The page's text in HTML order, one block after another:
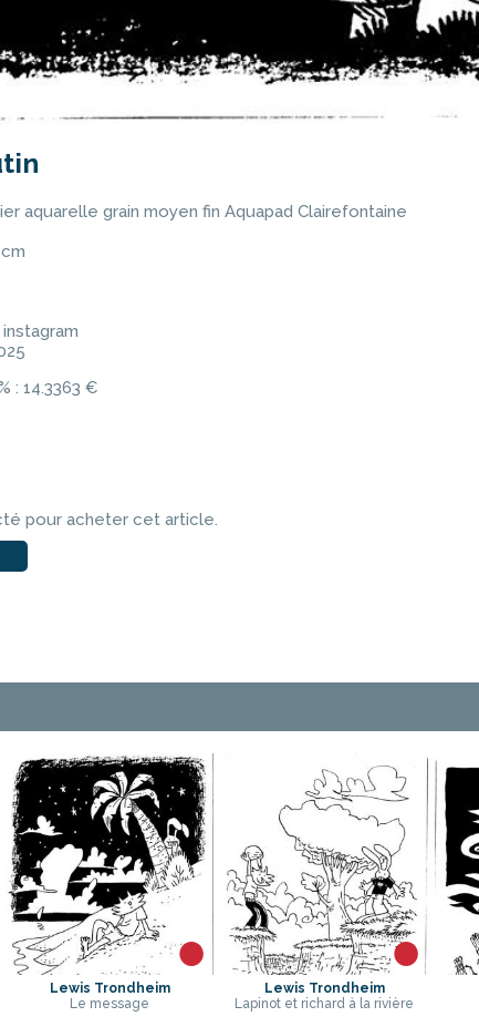
aquarelle grain moyen fin Aquapad Clairefontaine
: 14.3363 €
pour acheter cet article.
Lewis Trondheim
Le message
Lewis Trondheim
Lapinot et richard à la rivière